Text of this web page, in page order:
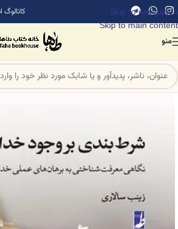
Skip to navigation
Skip to main content
کاتالوگ
منو